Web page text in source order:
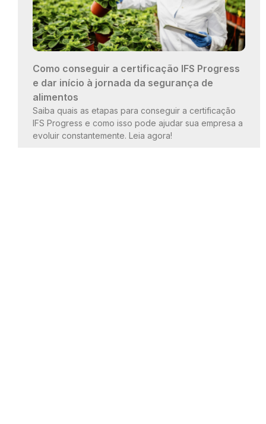
Como conseguir a certificação IFS Progress
e dar início à jornada da segurança de
alimentos
Saiba quais as etapas para conseguir a certificação
IFS Progress e como isso pode ajudar sua empresa a
evoluir constantemente. Leia agora!